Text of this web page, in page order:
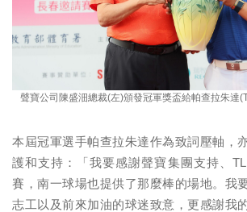
聲寶公司陳盛沺總裁(左)頒發冠軍獎盃給帕查拉朱達
本屆冠軍選手帕查拉朱達作為致詞壓軸，
護和支持：「我要感謝聲寶集團支持、
賽，南一球場也提供了那麼棒的場地。我
志工以及前來加油的球迷致意，更感謝我